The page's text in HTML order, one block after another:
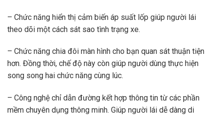
– Chức năng hiển thị cảm biến áp suất lốp giúp người lái
theo dõi một cách sát sao tình trạng xe.
– Chức năng chia đôi màn hình cho bạn quan sát thuận tiện
hơn. Đồng thời, chế độ này còn giúp người dùng thực hiện
song song hai chức năng cùng lúc.
– Công nghệ chỉ dẫn đường kết hợp thông tin từ các phần
mềm chuyên dụng thông minh. Giúp người lái dễ dàng di